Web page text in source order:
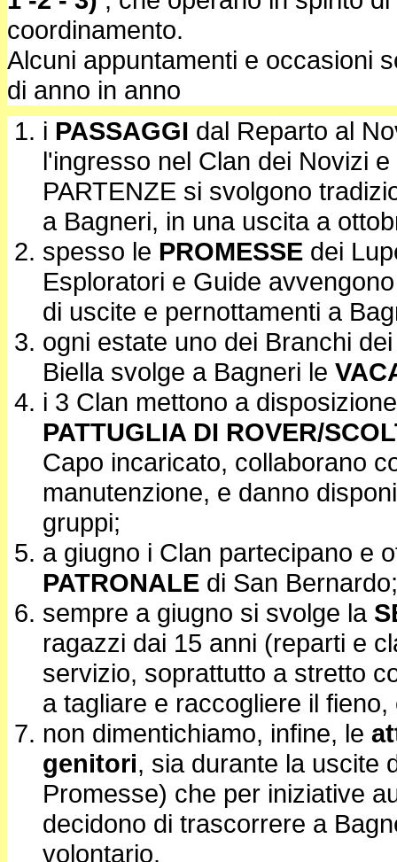
coordinamento.
Alcuni appuntamenti e occasioni
di anno in anno
i PASSAGGI dal Reparto al
l'ingresso nel Clan dei Novizi e
PARTENZE si svolgono
a Bagneri, in una uscita a
spesso le PROMESSE dei
Esploratori e Guide
di uscite e pernottamenti a
ogni estate uno dei Branchi
Biella svolge a Bagneri le
i 3 Clan mettono a
PATTUGLIA DI ROVER/
Capo incaricato, collaborano
manutenzione, e danno
gruppi;
a giugno i Clan partecipano e
PATRONALE di San Bernardo;
sempre a giugno si svolge la
ragazzi dai 15 anni (reparti e
servizio, soprattutto a stretto
a tagliare e raccogliere il fieno,
non dimentichiamo, infine, le
genitori, sia durante la uscite
Promesse) che per iniziative
decidono di trascorrere a
volontario.